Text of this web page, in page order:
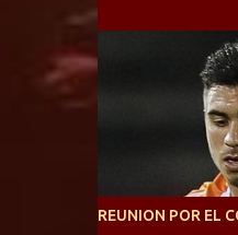
reúna tantos logros
clubes y tanta gente
afirmó Facundo
Defensa y Justicia o
condiciones el Rey
Copa Sudamericana
año, la
en su formato, que
con 6 partidos, de
primeros de cada
REUNION POR EL